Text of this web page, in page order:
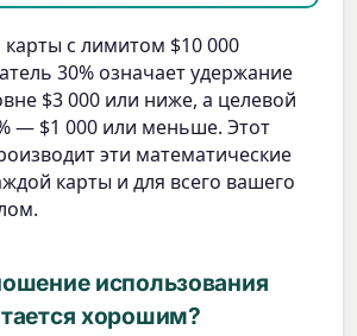
с лимитом $10 000
30% означает удержание
$3 000 или ниже, а целевой
— $1 000 или меньше. Этот
эти математические
карты и для всего вашего
использования
хорошим?